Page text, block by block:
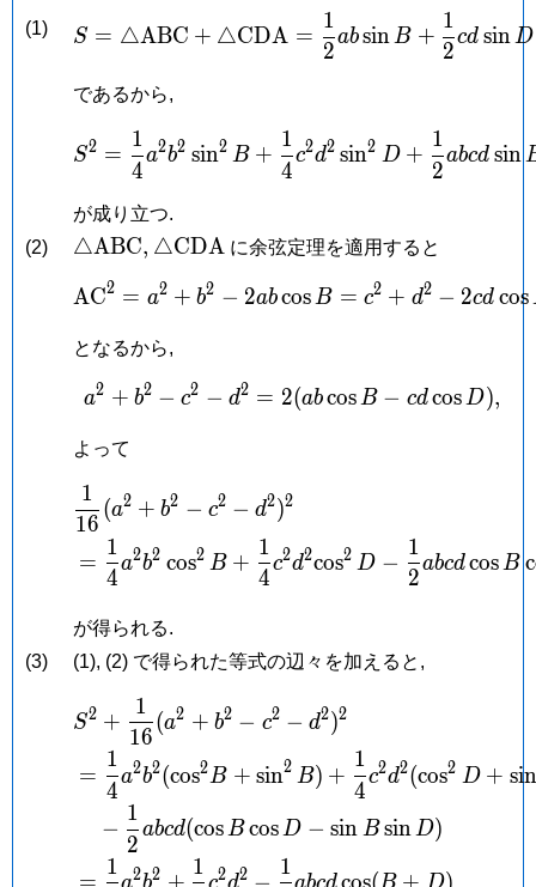
(1) S =
S = △ABC + △CDA =
2
1
absinB +
2
1
cd sinD
であるから,
S^2 =
S2 =
4
1
a2b2 sin2 B +
4
1
c2d2 sin2 D +
2
1
abcd sin
が成り立つ.
(2)
\triangle\mathrm{ABC},
△ABC, \triangle\mathrm{CDA}
△CDA に余弦定理を適用すると
\mathrm{AC}^2 =
AC2 = a2 + b2 − 2abcosB = c2 + d2 − 2cd cos
となるから,
a^2+b^2-c^2-d^2 =
a2 + b2 − c2 − d2 = 2(abcosB − cdcosD),
よって
\begin{aligned}
16
1
(a2 + b2 − c2 − d2)2
=
4
1
a2b2 cos2 B +
4
1
c2d2cos2 D −
2
1
abcdcosB c
が得られる.
(3)
(1), (2) で得られた等式の辺々を加えると,
\begin{aligned}
S2 +
16
1
(a2 + b2 − c2 − d2)2
=
4
1
a2b2(cos2B + sin2 B) +
4
1
c2d2(cos2 D + sin
−
2
1
abcd(cosB cosD − sin B sinD)
1 2 2 1 2 2 1